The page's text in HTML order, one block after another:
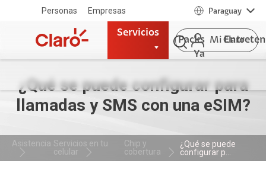
Personas Empresas Paraguay
Servicios
Packs
Ya
Mi Claro
¿Qué se puede configurar para
llamadas y SMS con una eSIM?
Asistencia Servicios en tu
celular
Chip y
cobertura
¿Qué se puede
configurar p...